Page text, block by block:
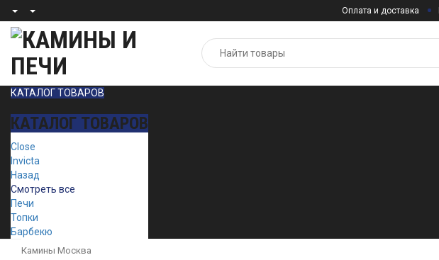
Оплата и доставка
КАТАЛОГ ТОВАРОВ
КАТАЛОГ ТОВАРОВ
Close
Invicta
Назад
Смотреть все
Печи
Топки
Барбекю
Камины Москва